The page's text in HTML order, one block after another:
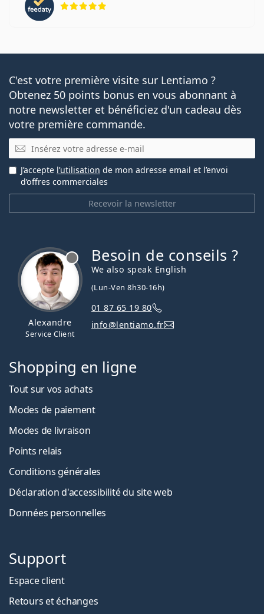
C'est votre première visite sur Lentiamo ?
Obtenez 50 points bonus en vous abonnant à
notre newsletter et bénéficiez d'un cadeau dès
votre première commande.
E-mail
Recevoir la newsletter
J’accepte l’utilisation de mon adresse email et l’envoi
d’offres commerciales
Alexandre
Service Client
Besoin de conseils ?
We also speak English
(Lun-Ven 8h30-16h)
01 87 65 19 80
info@lentiamo.fr
Shopping en ligne
Tout sur vos achats
Modes de paiement
Modes de livraison
Points relais
Conditions générales
Déclaration d'accessibilité du site web
Données personnelles
Support
Espace client
Retours et échanges